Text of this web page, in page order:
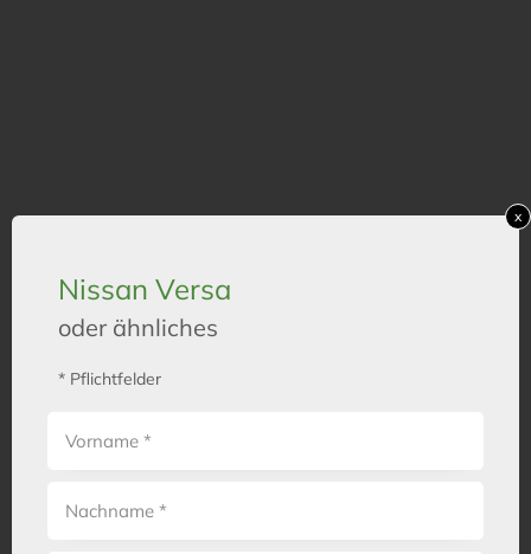
Nissan Versa
oder ähnliches
* Pflichtfelder
x